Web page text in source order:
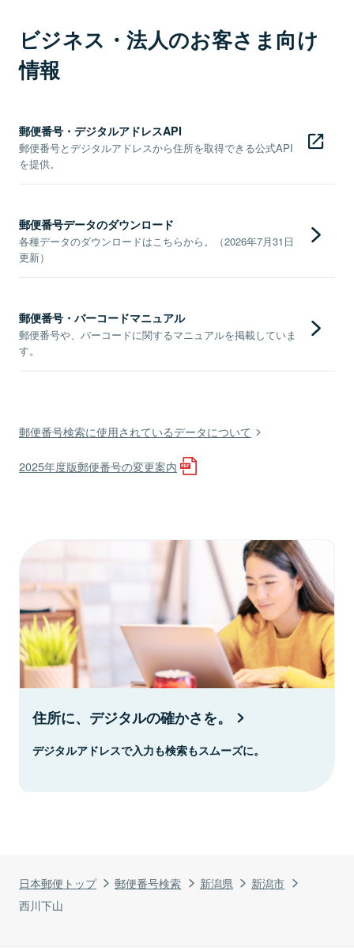
日本郵便トップ 郵便番号検索 新潟県
新潟市
西川下山
ビジネス・法人のお客さま向け
情報
郵便番号・デジタルアドレスAPI
郵便番号とデジタルアドレスから住所を取得できる公式API
を提供。
郵便番号データのダウンロード
各種データのダウンロードはこちらから。（2026年7月31日
更新）
郵便番号・バーコードマニュアル
郵便番号や、バーコードに関するマニュアルを掲載していま
す。
郵便番号検索に使用されているデータについて
2025年度版郵便番号の変更案内
住所に、デジタルの確かさを。
デジタルアドレスで入力も検索もスムーズに。